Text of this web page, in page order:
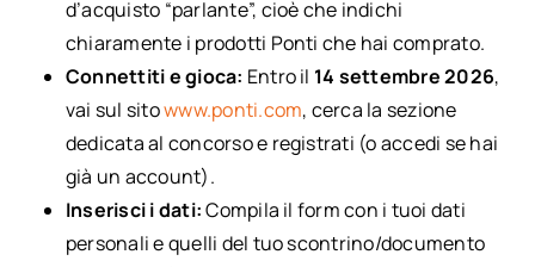
d’acquisto “parlante”, cioè che indichi
chiaramente i prodotti Ponti che hai comprato.
Connettiti e gioca: Entro il 14 settembre 2026,
vai sul sitowww.ponti.com, cerca la sezione
dedicata al concorso e registrati (o accedi se hai
già un account).
Inserisci i dati:Compila il form con i tuoi dati
personali e quelli del tuo scontrino/documento